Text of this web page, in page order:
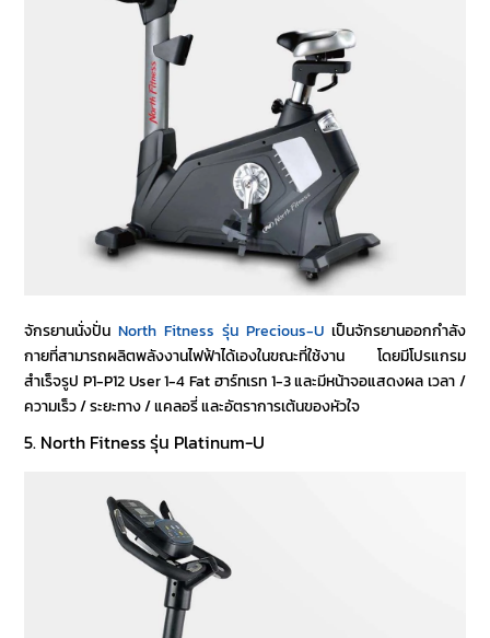
จักรยานนั่งปั่นNorth Fitness รุ่น Precious-Uเป็นจักรยานออกกำลัง
กายที่สามารถผลิตพลังงานไฟฟ้าได้เองในขณะที่ใช้งาน โดยมีโปรแกรม
สำเร็จรูป P1-P12 User 1-4 Fat ฮาร์ทเรท 1-3 และมีหน้าจอแสดงผล เวลา /
ความเร็ว / ระยะทาง / แคลอรี่ และอัตราการเต้นของหัวใจ
5. North Fitness รุ่น Platinum-U